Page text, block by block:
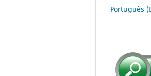
Português